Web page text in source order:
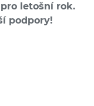
letošní rok.
podpory!